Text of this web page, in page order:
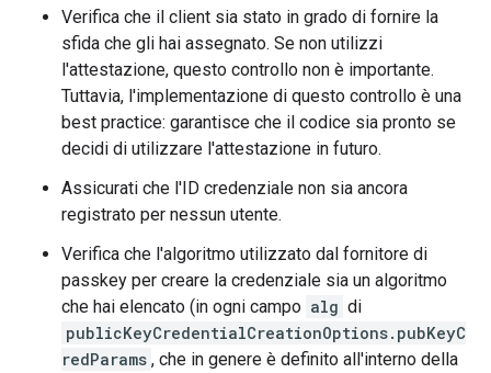
Verifica che il client sia stato in grado di fornire la
sfida che gli hai assegnato. Se non utilizzi
l'attestazione, questo controllo non è importante.
Tuttavia, l'implementazione di questo controllo è una
best practice: garantisce che il codice sia pronto se
decidi di utilizzare l'attestazione in futuro.
Assicurati che l'ID credenziale non sia ancora
registrato per nessun utente.
Verifica che l'algoritmo utilizzato dal fornitore di
passkey per creare la credenziale sia un algoritmo
che hai elencato (in ogni campo alg di
publicKeyCredentialCreationOptions.pubKeyC
redParams , che in genere è definito all'interno della